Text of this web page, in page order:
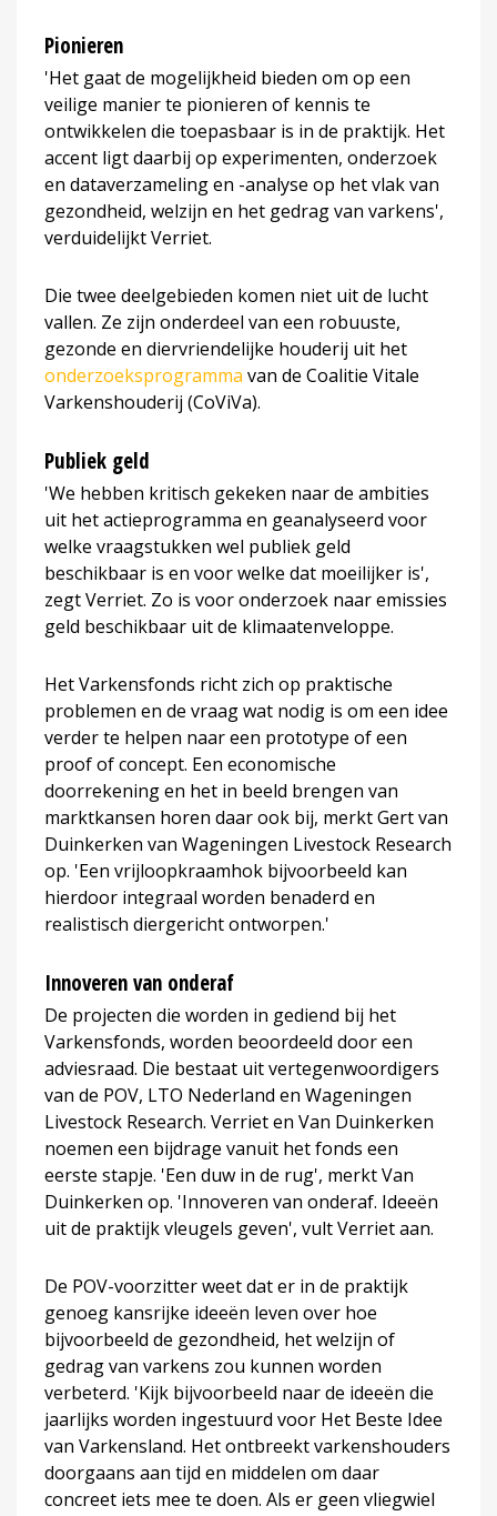
Pionieren
'Het gaat de mogelijkheid bieden om op een
veilige manier te pionieren of kennis te
ontwikkelen die toepasbaar is in de praktijk. Het
accent ligt daarbij op experimenten, onderzoek
en dataverzameling en -analyse op het vlak van
gezondheid, welzijn en het gedrag van varkens',
verduidelijkt Verriet.
Die twee deelgebieden komen niet uit de lucht
vallen. Ze zijn onderdeel van een robuuste,
gezonde en diervriendelijke houderij uit het
onderzoeksprogramma van de Coalitie Vitale
Varkenshouderij (CoViVa).
Publiek geld
'We hebben kritisch gekeken naar de ambities
uit het actieprogramma en geanalyseerd voor
welke vraagstukken wel publiek geld
beschikbaar is en voor welke dat moeilijker is',
zegt Verriet. Zo is voor onderzoek naar emissies
geld beschikbaar uit de klimaatenveloppe.
Het Varkensfonds richt zich op praktische
problemen en de vraag wat nodig is om een idee
verder te helpen naar een prototype of een
proof of concept. Een economische
doorrekening en het in beeld brengen van
marktkansen horen daar ook bij, merkt Gert van
Duinkerken van Wageningen Livestock Research
op. 'Een vrijloopkraamhok bijvoorbeeld kan
hierdoor integraal worden benaderd en
realistisch diergericht ontworpen.'
Innoveren van onderaf
De projecten die worden in gediend bij het
Varkensfonds, worden beoordeeld door een
adviesraad. Die bestaat uit vertegenwoordigers
van de POV, LTO Nederland en Wageningen
Livestock Research. Verriet en Van Duinkerken
noemen een bijdrage vanuit het fonds een
eerste stapje. 'Een duw in de rug', merkt Van
Duinkerken op. 'Innoveren van onderaf. Ideeën
uit de praktijk vleugels geven', vult Verriet aan.
De POV-voorzitter weet dat er in de praktijk
genoeg kansrijke ideeën leven over hoe
bijvoorbeeld de gezondheid, het welzijn of
gedrag van varkens zou kunnen worden
verbeterd. 'Kijk bijvoorbeeld naar de ideeën die
jaarlijks worden ingestuurd voor Het Beste Idee
van Varkensland. Het ontbreekt varkenshouders
doorgaans aan tijd en middelen om daar
concreet iets mee te doen. Als er geen vliegwiel